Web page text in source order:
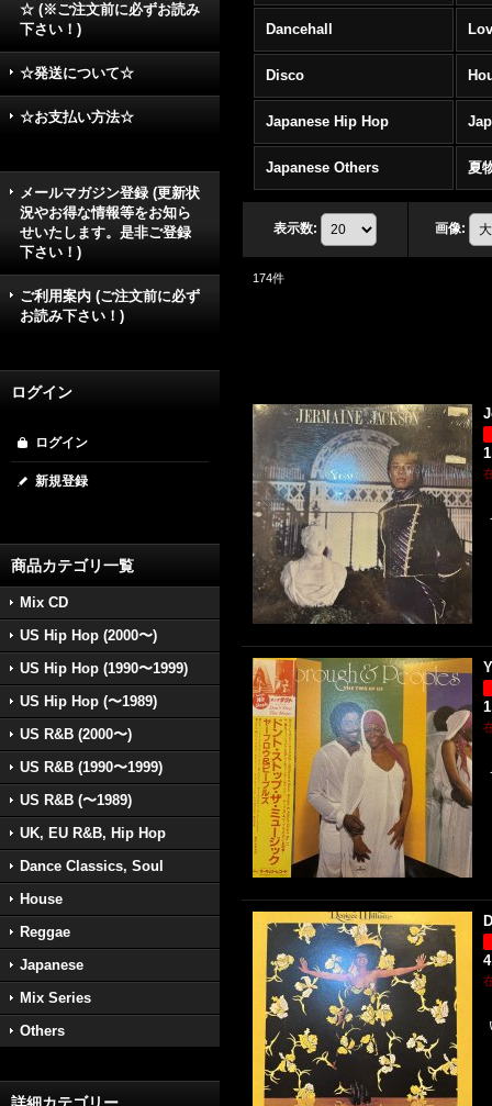
☆ (※ご注文前に必ずお読み
下さい！)
☆発送について☆
☆お支払い方法☆
メールマガジン登録 (更新状
況やお得な情報等をお知ら
せいたします。是非ご登録
下さい！)
ご利用案内 (ご注文前に必ず
お読み下さい！)
ログイン
ログイン
新規登録
商品カテゴリ一覧
Mix CD
US Hip Hop (2000〜)
US Hip Hop (1990〜1999)
US Hip Hop (〜1989)
US R&B (2000〜)
US R&B (1990〜1999)
US R&B (〜1989)
UK, EU R&B, Hip Hop
Dance Classics, Soul
House
Reggae
Japanese
Mix Series
Others
Dancehall
Disco
Japanese Hip Hop
Japanese Others 夏
表示数: 画像:
174件